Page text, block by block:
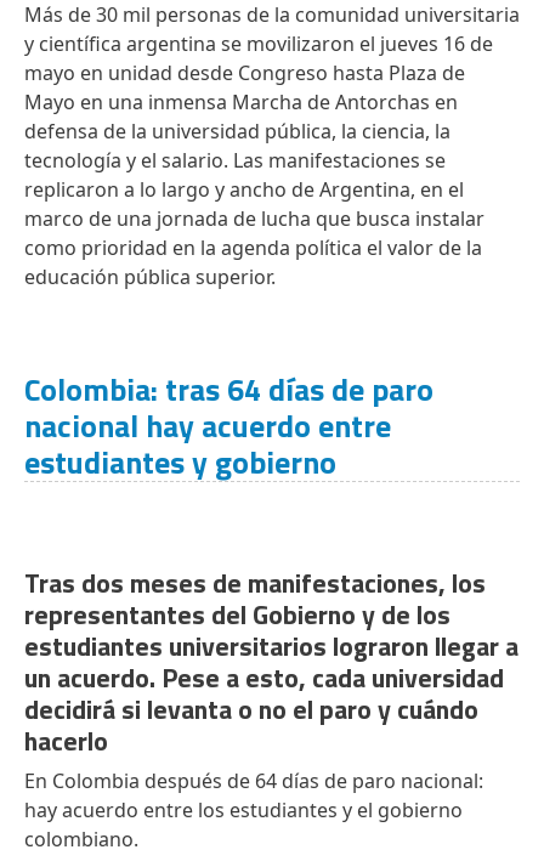
Más de 30 mil personas de la comunidad universitaria
y científica argentina se movilizaron el jueves 16 de
mayo en unidad desde Congreso hasta Plaza de
Mayo en una inmensa Marcha de Antorchas en
defensa de la universidad pública, la ciencia, la
tecnología y el salario. Las manifestaciones se
replicaron a lo largo y ancho de Argentina, en el
marco de una jornada de lucha que busca instalar
como prioridad en la agenda política el valor de la
educación pública superior.
Colombia: tras 64 días de paro
nacional hay acuerdo entre
estudiantes y gobierno
Tras dos meses de manifestaciones, los
representantes del Gobierno y de los
estudiantes universitarios lograron llegar a
un acuerdo. Pese a esto, cada universidad
decidirá si levanta o no el paro y cuándo
hacerlo
En Colombia después de 64 días de paro nacional:
hay acuerdo entre los estudiantes y el gobierno
colombiano.